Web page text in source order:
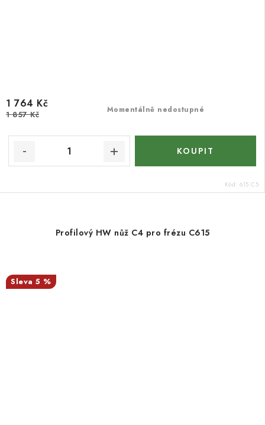
Momentálně nedostupné
1 764 Kč
1 857 Kč
Kód: 615.C5
Profilový HW nůž C4 pro frézu C615
5 %